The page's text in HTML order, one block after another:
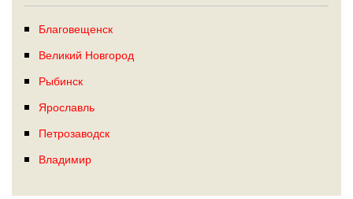
Благовещенск
Великий Новгород
Рыбинск
Ярославль
Петрозаводск
Владимир